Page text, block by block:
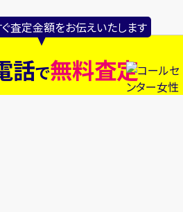
査定金額をお伝えいたします
話で無料査定